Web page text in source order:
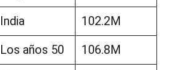
India
102.2M
Los años 50
106.8M